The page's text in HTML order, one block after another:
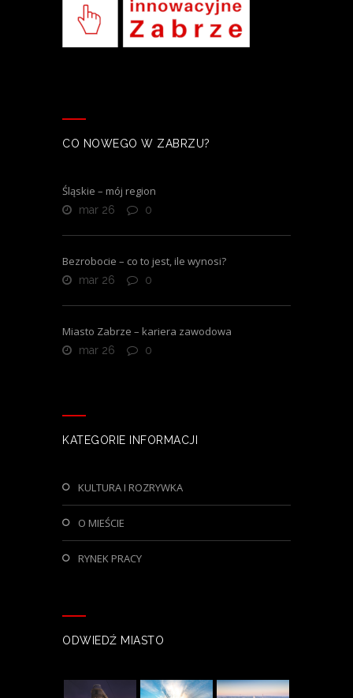
CO NOWEGO W ZABRZU?
Śląskie – mój region
mar 26 0
Bezrobocie – co to jest, ile wynosi?
mar 26 0
Miasto Zabrze – kariera zawodowa
mar 26 0
KATEGORIE INFORMACJI
KULTURA I ROZRYWKA
O MIEŚCIE
RYNEK PRACY
ODWIEDŹ MIASTO